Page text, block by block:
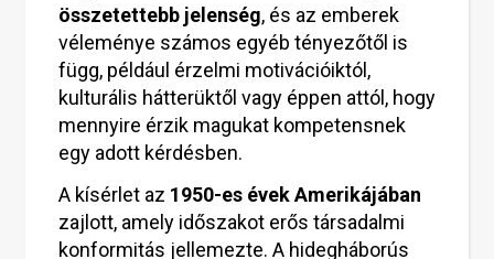
összetettebb jelenség, és az emberek
véleménye számos egyéb tényezőtől is
függ, például érzelmi motivációiktól,
kulturális hátterüktől vagy éppen attól, hogy
mennyire érzik magukat kompetensnek
egy adott kérdésben.
A kísérlet az 1950-es évek Amerikájában
zajlott, amely időszakot erős társadalmi
konformitás jellemezte. A hidegháborús